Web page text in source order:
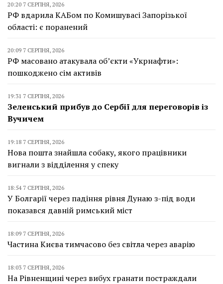
20:20 7 СЕРПНЯ, 2026
РФ вдарила КАБом по Комишувасі Запорізької
області: є поранений
20:09 7 СЕРПНЯ, 2026
РФ масовано атакувала об’єкти «Укрнафти»:
пошкоджено сім активів
19:31 7 СЕРПНЯ, 2026
Зеленський прибув до Сербії для переговорів із
Вучичем
19:18 7 СЕРПНЯ, 2026
Нова пошта знайшла собаку, якого працівники
вигнали з відділення у спеку
18:54 7 СЕРПНЯ, 2026
У Болгарії через падіння рівня Дунаю з-під води
показався давній римський міст
18:09 7 СЕРПНЯ, 2026
Частина Києва тимчасово без світла через аварію
18:03 7 СЕРПНЯ, 2026
На Рівненщині через вибух гранати постраждали